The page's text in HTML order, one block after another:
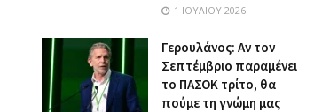
1 ΙΟΥΛΊΟΥ 2026
Γερουλάνος: Αν τον
Σεπτέμβριο παραμένει
το ΠΑΣΟΚ τρίτο, θα
πούμε τη γνώμη μας